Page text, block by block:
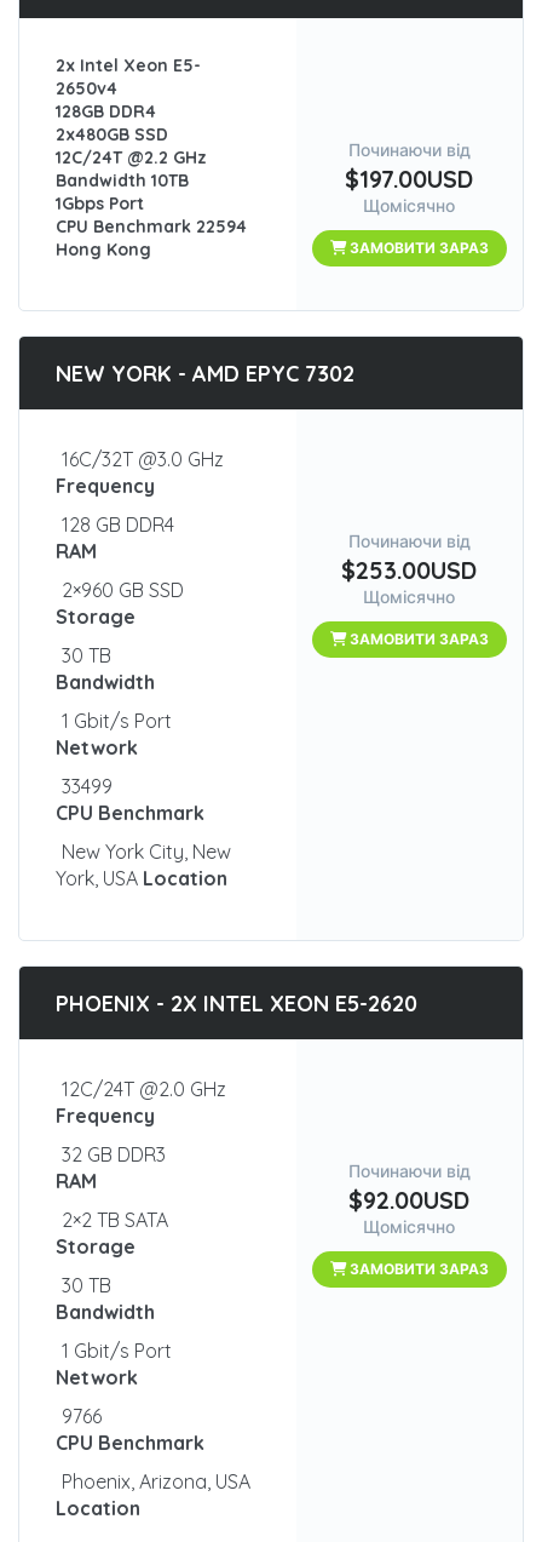
2x Intel Xeon E5-
2650v4
128GB DDR4
2x480GB SSD
12C/24T @2.2 GHz
Bandwidth 10TB
1Gbps Port
CPU Benchmark 22594
Hong Kong
Починаючи від
$197.00USD
Щомісячно
ЗАМОВИТИ ЗАРАЗ
NEW YORK - AMD EPYC 7302
16C/32T @3.0 GHz
Frequency
128 GB DDR4
RAM
2×960 GB SSD
Storage
30 TB
Bandwidth
1 Gbit/s Port
Network
33499
CPU Benchmark
New York City, New
York, USA Location
Починаючи від
$253.00USD
Щомісячно
ЗАМОВИТИ ЗАРАЗ
PHOENIX - 2X INTEL XEON E5-2620
12C/24T @2.0 GHz
Frequency
32 GB DDR3
RAM
2×2 TB SATA
Storage
30 TB
Bandwidth
1 Gbit/s Port
Network
9766
CPU Benchmark
Phoenix, Arizona, USA
Location
Починаючи від
$92.00USD
Щомісячно
ЗАМОВИТИ ЗАРАЗ